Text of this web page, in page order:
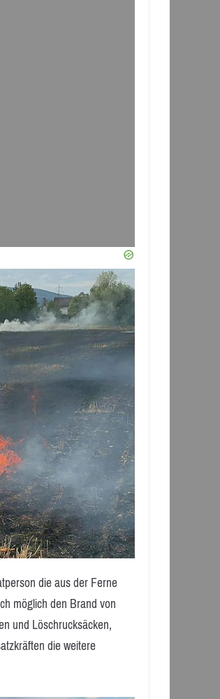
die aus der Ferne
möglich den Brand von
und Löschrucksäcken,
die weitere